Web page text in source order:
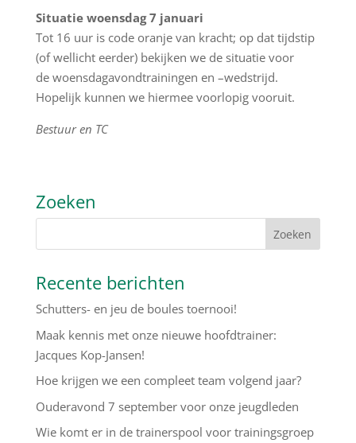
Situatie woensdag 7 januari
Tot 16 uur is code oranje van kracht; op dat tijdstip
(of wellicht eerder) bekijken we de situatie voor
de woensdagavondtrainingen en –wedstrijd.
Hopelijk kunnen we hiermee voorlopig vooruit.
Bestuur en TC
Zoeken
Recente berichten
Schutters- en jeu de boules toernooi!
Maak kennis met onze nieuwe hoofdtrainer:
Jacques Kop-Jansen!
Hoe krijgen we een compleet team volgend jaar?
Ouderavond 7 september voor onze jeugdleden
Wie komt er in de trainerspool voor trainingsgroep